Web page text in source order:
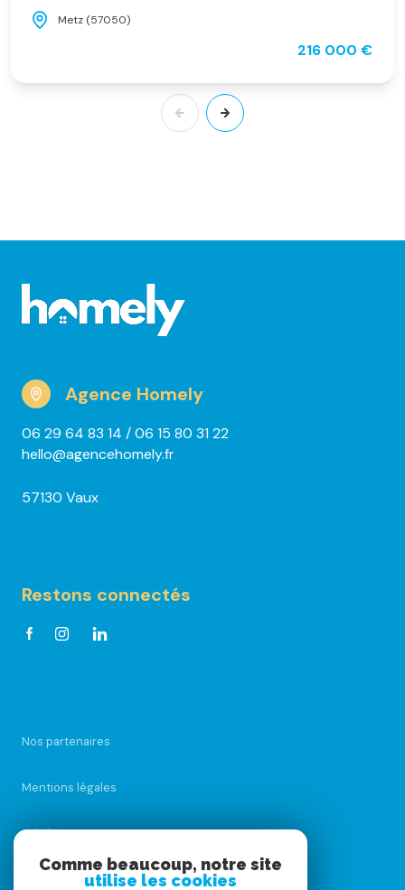
Metz (57050)
216 000 €
Agence Homely
06 29 64 83 14 / 06 15 80 31 22
hello@agencehomely.fr
57130 Vaux
Restons connectés
Nos partenaires
Mentions légales
Admin
Nos honoraires
Comme beaucoup, notre site
utilise les cookies